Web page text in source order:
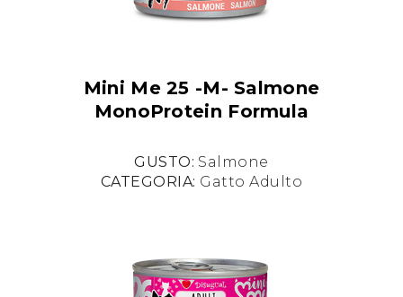
Mini Me 25 -M- Salmone
MonoProtein Formula
GUSTO: Salmone
CATEGORIA: Gatto Adulto